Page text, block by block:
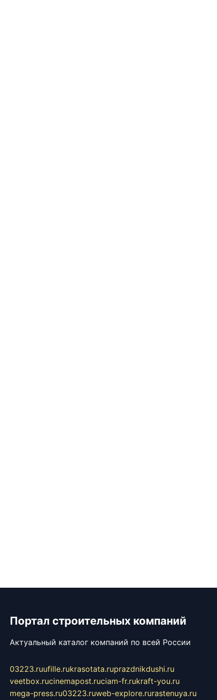
Портал строительных компаний
Актуальный каталог компаний по всей России
03223.ruufille.rukrasotata.ruprazdnikdushi.ru
veetbox.rucinemapost.ruciam-fr.rukraft-you.ru
mega-press.ru03223.ruweb-explore.rurastenuya.ru